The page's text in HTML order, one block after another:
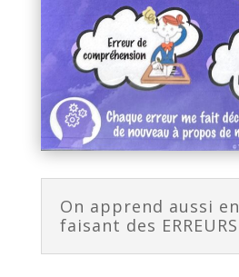
On apprend aussi en
faisant des ERREURS